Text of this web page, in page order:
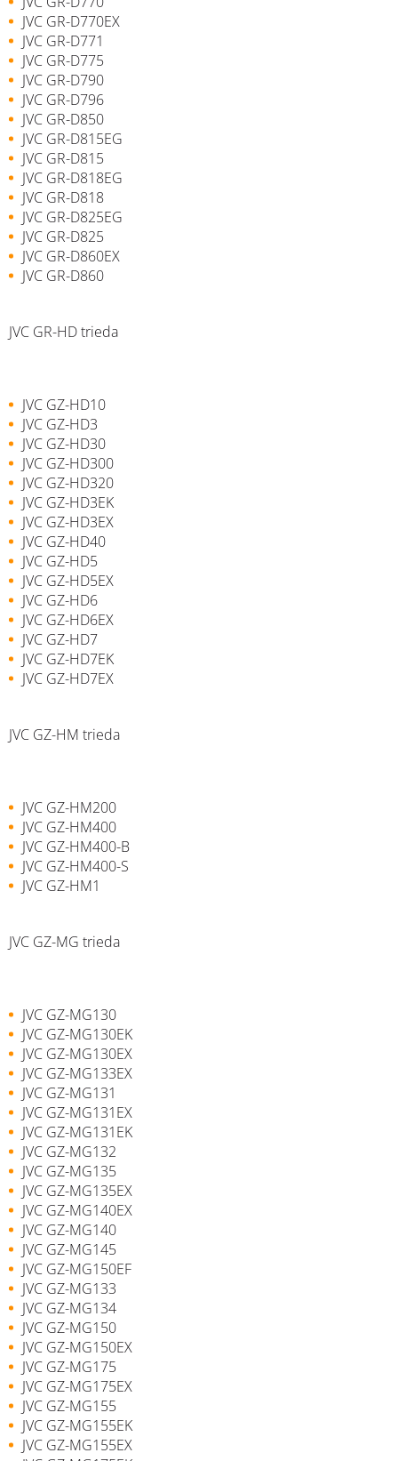
JVC GR-D770EX
JVC GR-D771
JVC GR-D775
JVC GR-D790
JVC GR-D796
JVC GR-D850
JVC GR-D815EG
JVC GR-D815
JVC GR-D818EG
JVC GR-D818
JVC GR-D825EG
JVC GR-D825
JVC GR-D860EX
JVC GR-D860
JVC GR-HD trieda
JVC GZ-HD10
JVC GZ-HD3
JVC GZ-HD30
JVC GZ-HD300
JVC GZ-HD320
JVC GZ-HD3EK
JVC GZ-HD3EX
JVC GZ-HD40
JVC GZ-HD5
JVC GZ-HD5EX
JVC GZ-HD6
JVC GZ-HD6EX
JVC GZ-HD7
JVC GZ-HD7EK
JVC GZ-HD7EX
JVC GZ-HM trieda
JVC GZ-HM200
JVC GZ-HM400
JVC GZ-HM400-B
JVC GZ-HM400-S
JVC GZ-HM1
JVC GZ-MG trieda
JVC GZ-MG130
JVC GZ-MG130EK
JVC GZ-MG130EX
JVC GZ-MG133EX
JVC GZ-MG131
JVC GZ-MG131EX
JVC GZ-MG131EK
JVC GZ-MG132
JVC GZ-MG135
JVC GZ-MG135EX
JVC GZ-MG140EX
JVC GZ-MG140
JVC GZ-MG145
JVC GZ-MG150EF
JVC GZ-MG133
JVC GZ-MG134
JVC GZ-MG150
JVC GZ-MG150EX
JVC GZ-MG175
JVC GZ-MG175EX
JVC GZ-MG155
JVC GZ-MG155EK
JVC GZ-MG155EX